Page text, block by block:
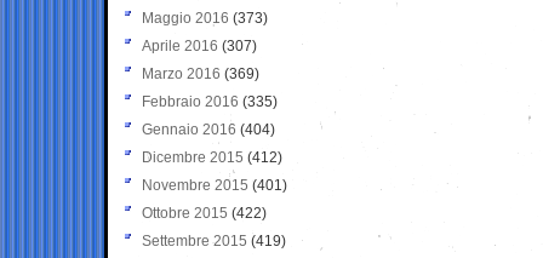
Maggio 2016 (373)
Aprile 2016 (307)
Marzo 2016 (369)
Febbraio 2016 (335)
Gennaio 2016 (404)
Dicembre 2015 (412)
Novembre 2015 (401)
Ottobre 2015 (422)
Settembre 2015 (419)